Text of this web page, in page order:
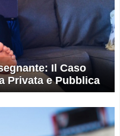
Il Caso
Privata e Pubblica